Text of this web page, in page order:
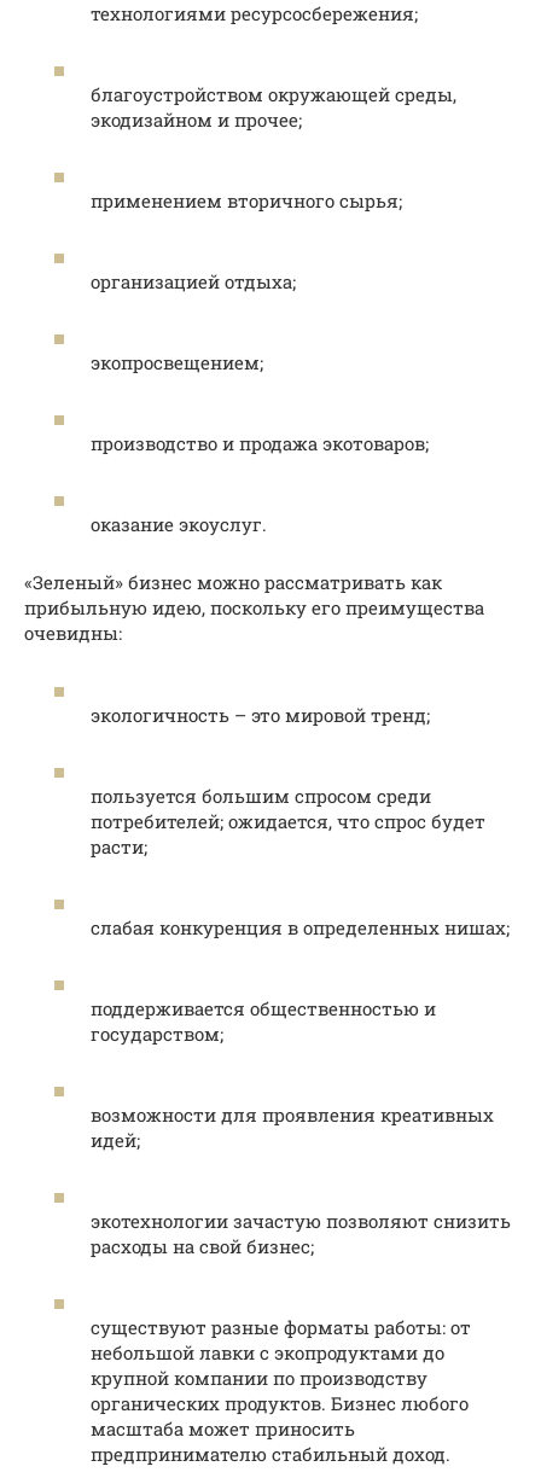
технологиями ресурсосбережения;
благоустройством окружающей среды,
экодизайном и прочее;
применением вторичного сырья;
организацией отдыха;
экопросвещением;
производство и продажа экотоваров;
оказание экоуслуг.
«Зеленый» бизнес можно рассматривать как
прибыльную идею, поскольку его преимущества
очевидны:
экологичность – это мировой тренд;
пользуется большим спросом среди
потребителей; ожидается, что спрос будет
расти;
слабая конкуренция в определенных нишах;
поддерживается общественностью и
государством;
возможности для проявления креативных
идей;
экотехнологии зачастую позволяют снизить
расходы на свой бизнес;
существуют разные форматы работы: от
небольшой лавки с экопродуктами до
крупной компании по производству
органических продуктов. Бизнес любого
масштаба может приносить
предпринимателю стабильный доход.